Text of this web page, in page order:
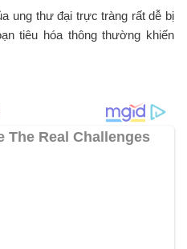
ung thư đại trực tràng rất dễ bị
tiêu hóa thông thường khiến